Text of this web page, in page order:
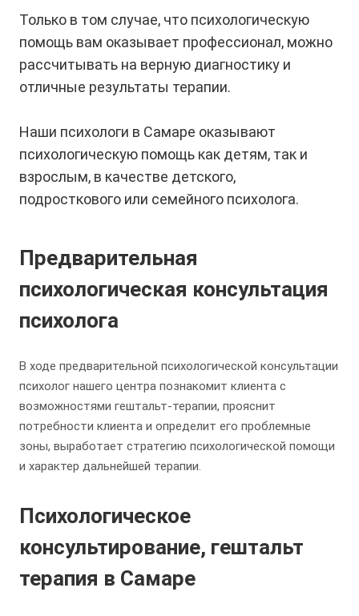
Только в том случае, что психологическую
помощь вам оказывает профессионал, можно
рассчитывать на верную диагностику и
отличные результаты терапии.
Наши психологи в Самаре оказывают
психологическую помощь как детям, так и
взрослым, в качестве детского,
подросткового или семейного психолога.
Предварительная
психологическая консультация
психолога
В ходе предварительной психологической консультации
психолог нашего центра познакомит клиента с
возможностями гештальт-терапии, прояснит
потребности клиента и определит его проблемные
зоны, выработает стратегию психологической помощи
и характер дальнейшей терапии.
Психологическое
консультирование, гештальт
терапия в Самаре